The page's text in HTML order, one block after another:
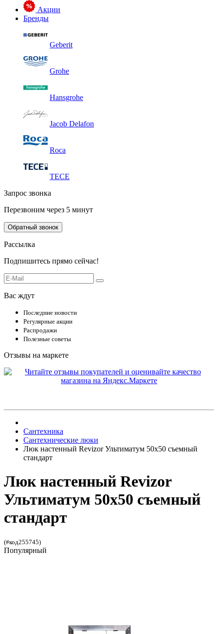
Акции
Бренды
Geberit
Grohe
Hansgrohe
Jacob Delafon
Roca
TECE
Запрос звонка
Перезвоним через 5 минут
Обратный звонок
Рассылка
Подпишитесь прямо сейчас!
Вас ждут
Последние новости
Регулярные акции
Распродажи
Полезные советы
Отзывы на маркете
Сантехника
Сантехнические люки
Люк настенный Revizor Ультиматум 50x50 съемный
стандарт
Люк настенный Revizor
Ультиматум 50x50 съемный
стандарт
(#код255745)
Популярный